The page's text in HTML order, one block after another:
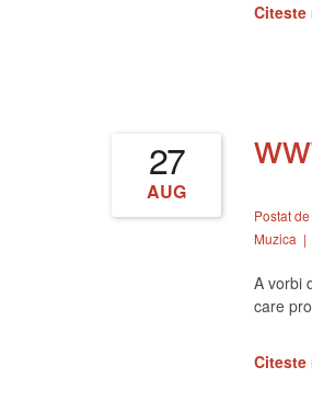
Citeste
27
AUG
Postat
Muzica |
A vorbi
care
Citeste